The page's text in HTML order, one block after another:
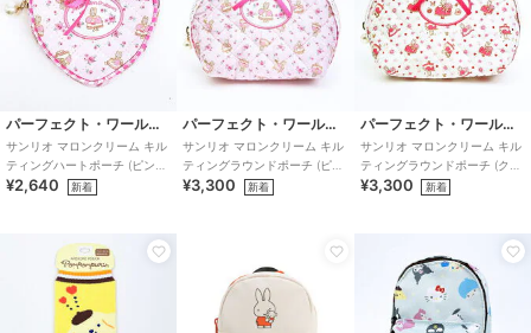
パーフェクト・ワールド・トーキョー
サンリオ マロンクリーム キル
ティングハートポーチ (ピンク)
Sanrio
¥2,640 新着
パーフェクト・ワールド・トーキョー
サンリオ マロンクリーム キル
ティングラウンドポーチ (ピン
ク) Sanrio
¥3,300 新着
パーフェクト・ワールド・トーキョー
サンリオ マロンクリーム キル
ティングラウンドポーチ (クリ
ーム) Sanrio
¥3,300 新着